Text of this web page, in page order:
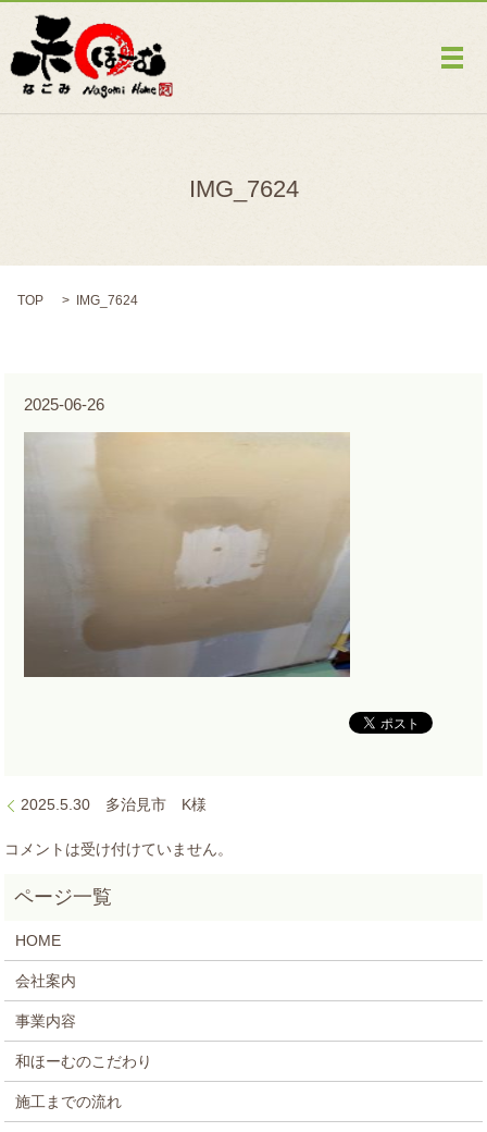
メ
IMG_7624
TOP IMG_7624
2025-06-26
2025.5.30 多治見市 K様
コメントは受け付けていません。
HOME
会社案内
事業内容
和ほーむのこだわり
施工までの流れ